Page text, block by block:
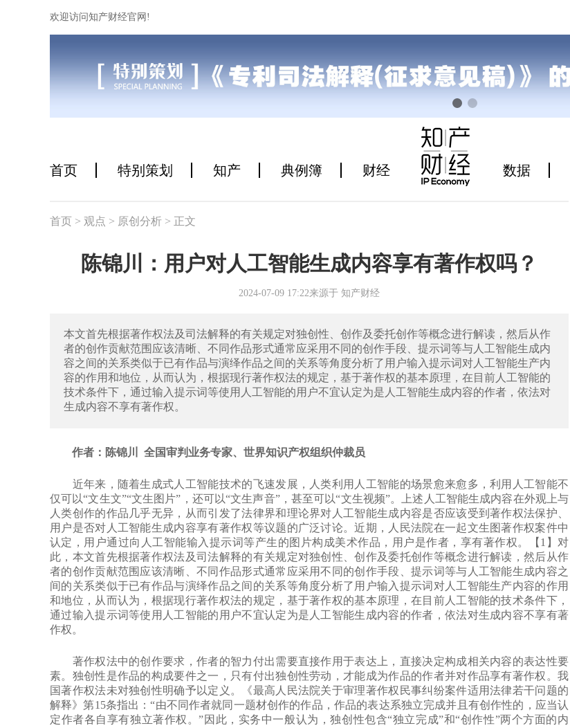
欢迎访问知产财经官网!
首页 特别策划 知产 典例簿 财经 数据
首页 > 观点 > 原创分析 > 正文
陈锦川：用户对人工智能生成内容享有著作权吗？
2024-07-09 17:22来源于 知产财经
本文首先根据著作权法及司法解释的有关规定对独创性、创作及委托创作等概念进行解读，然后从作
者的创作贡献范围应该清晰、不同作品形式通常应采用不同的创作手段、提示词等与人工智能生成内
容之间的关系类似于已有作品与演绎作品之间的关系等角度分析了用户输入提示词对人工智能生产内
容的作用和地位，从而认为，根据现行著作权法的规定，基于著作权的基本原理，在目前人工智能的
技术条件下，通过输入提示词等使用人工智能的用户不宜认定为是人工智能生成内容的作者，依法对
生成内容不享有著作权。
作者：陈锦川 全国审判业务专家、世界知识产权组织仲裁员
近年来，随着生成式人工智能技术的飞速发展，人类利用人工智能的场景愈来愈多，利用人工智能不
仅可以“文生文”“文生图片”，还可以“文生声音”，甚至可以“文生视频”。上述人工智能生成内容在外观上与
人类创作的作品几乎无异，从而引发了法律界和理论界对人工智能生成内容是否应该受到著作权法保护、
用户是否对人工智能生成内容享有著作权等议题的广泛讨论。近期，人民法院在一起文生图著作权案件中
认定，用户通过向人工智能输入提示词等产生的图片构成美术作品，用户是作者，享有著作权。【1】对
此，本文首先根据著作权法及司法解释的有关规定对独创性、创作及委托创作等概念进行解读，然后从作
者的创作贡献范围应该清晰、不同作品形式通常应采用不同的创作手段、提示词等与人工智能生成内容之
间的关系类似于已有作品与演绎作品之间的关系等角度分析了用户输入提示词对人工智能生产内容的作用
和地位，从而认为，根据现行著作权法的规定，基于著作权的基本原理，在目前人工智能的技术条件下，
通过输入提示词等使用人工智能的用户不宜认定为是人工智能生成内容的作者，依法对生成内容不享有著
作权。
著作权法中的创作要求，作者的智力付出需要直接作用于表达上，直接决定构成相关内容的表达性要
素。独创性是作品的构成要件之一，只有付出独创性劳动，才能成为作品的作者并对作品享有著作权。我
国著作权法未对独创性明确予以定义。《最高人民法院关于审理著作权民事纠纷案件适用法律若干问题的
解释》第15条指出：“由不同作者就同一题材创作的作品，作品的表达系独立完成并且有创作性的，应当认
定作者各自享有独立著作权。”因此，实务中一般认为，独创性包含“独立完成”和“创作性”两个方面的内